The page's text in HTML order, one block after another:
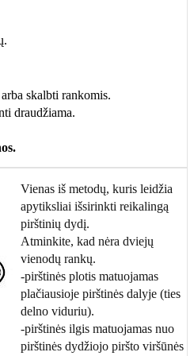
skalbti rankomis.
draudžiama.
Vienas iš metodų, kuris leidžia
apytiksliai išsirinkti reikalingą
pirštinių dydį.
Atminkite, kad nėra dviejų
vienodų rankų.
-pirštinės plotis matuojamas
plačiausioje pirštinės dalyje (ties
delno viduriu).
-pirštinės ilgis matuojamas nuo
pirštinės dydžiojo piršto viršūnės